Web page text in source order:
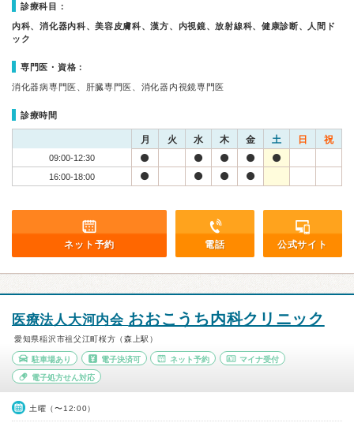
診療科目：
内科、消化器内科、美容皮膚科、漢方、内視鏡、放射線科、健康診断、人間ド
ック
専門医・資格：
消化器病専門医、肝臓専門医、消化器内視鏡専門医
診療時間
月 火 水 木 金 土 日 祝
09:00-12:30
16:00-18:00
ネット予約 電話 公式サイト
医療法人大河内会 おおこうち内科クリニック
愛知県稲沢市祖父江町桜方（森上駅）
駐車場あり 電子決済可 ネット予約 マイナ受付
電子処方せん対応
土曜（〜12:00）